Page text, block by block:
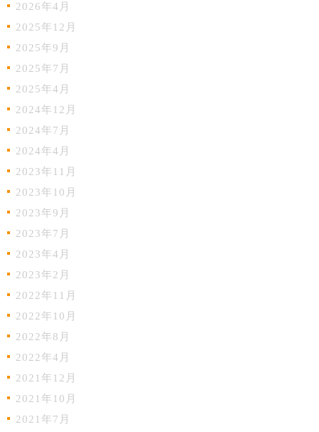
2026年4月
2025年12月
2025年9月
2025年7月
2025年4月
2024年12月
2024年7月
2024年4月
2023年11月
2023年10月
2023年9月
2023年7月
2023年4月
2023年2月
2022年11月
2022年10月
2022年8月
2022年4月
2021年12月
2021年10月
2021年7月